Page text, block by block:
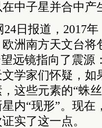
中子星并合中产
日报道，2017
洲南方天文台将
远镜指向了震源
学家们怀疑，如
这些元素的“蛛
内“现形”。现在
实了这一点。